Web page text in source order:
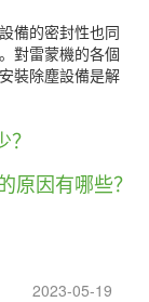
備的密封性也同
對雷蒙機的各個
裝除塵設備是解
原因有哪些？
2023-05-19